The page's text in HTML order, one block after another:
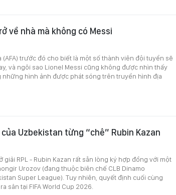
về nhà mà không có Messi
trước đó cho biết là một số thành viên đội tuyển sẽ
và ngôi sao Lionel Messi cũng không được nhìn thấy
những hình ảnh được phát sóng trên truyền hình địa
Uzbekistan từng “chê” Rubin Kazan
giải RPL - Rubin Kazan rất sẵn lòng ký hợp đồng với một
Urozov (đang thuộc biên chế CLB Dinamo
Super League). Tuy nhiên, quyết định cuối cùng
sân tại FIFA World Cup 2026.